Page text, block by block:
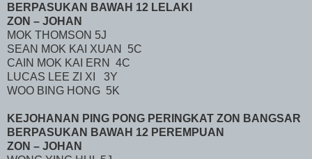
BERPASUKAN BAWAH 12 LELAKI
ZON – JOHAN
MOK THOMSON 5J
SEAN MOK KAI XUAN
5C
CAIN MOK KAI ERN
4C
LUCAS LEE ZI XI
3Y
WOO BING HONG 5K
KEJOHANAN PING PONG PERINGKAT ZON BANGSAR
BERPASUKAN BAWAH 12 PEREMPUAN
ZON – JOHAN